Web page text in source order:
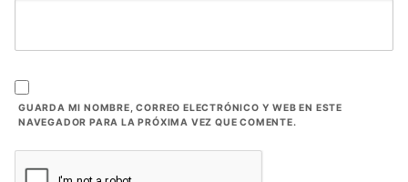
GUARDA MI NOMBRE, CORREO ELECTRÓNICO Y WEB EN ESTE
NAVEGADOR PARA LA PRÓXIMA VEZ QUE COMENTE.